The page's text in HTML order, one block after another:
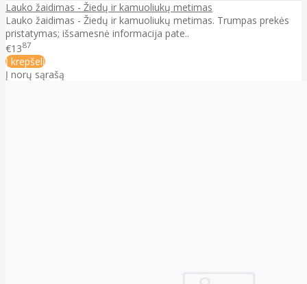
Lauko žaidimas - Žiedų ir kamuoliukų metimas
Lauko žaidimas - Žiedų ir kamuoliukų metimas. Trumpas prekės
pristatymas; išsamesnė informacija pate..
€1387
Į krepšelį
Į norų sąrašą